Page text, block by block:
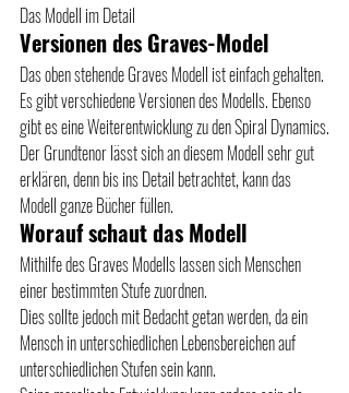
Das Modell im Detail
Versionen des Graves-Model
Das oben stehende Graves Modell ist einfach gehalten.
Es gibt verschiedene Versionen des Modells. Ebenso
gibt es eine Weiterentwicklung zu den Spiral Dynamics.
Der Grundtenor lässt sich an diesem Modell sehr gut
erklären, denn bis ins Detail betrachtet, kann das
Modell ganze Bücher füllen.
Worauf schaut das Modell
Mithilfe des Graves Modells lassen sich Menschen
einer bestimmten Stufe zuordnen.
Dies sollte jedoch mit Bedacht getan werden, da ein
Mensch in unterschiedlichen Lebensbereichen auf
unterschiedlichen Stufen sein kann.